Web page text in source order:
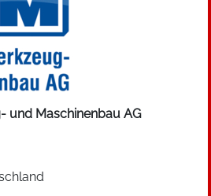
Elektromagnetische
einer Spule, dem Anker
Funktional erzeugt der
Spulen-Feld
an. Durch die
des Ankers schließen die
Verbrauchern.
genügt ein kleiner
des Arbeitskreises mit
und Maschinenbau AG